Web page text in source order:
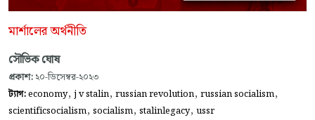
মার্শালের অর্থনীতি
সৌভিক ঘোষ
প্রকাশ: ২০-ডিসেম্বর-২০২৩
ট্যাগ:economy, j v stalin, russian revolution, russian socialism,
scientificsocialism, socialism, stalinlegacy, ussr